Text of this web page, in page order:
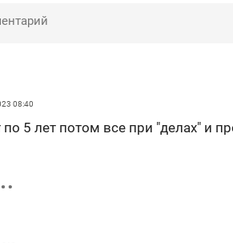
08:40
по 5 лет потом все при "делах" и